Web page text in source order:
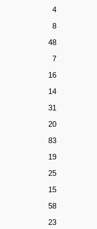
4
8
48
7
16
14
31
20
83
19
25
15
58
23